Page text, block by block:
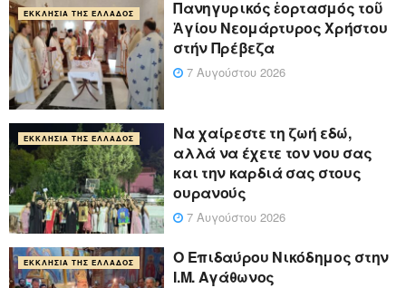
ΕΚΚΛΗΣΊΑ ΤΗΣ ΕΛΛΆΔΟΣ
Πανηγυρικός ἑορτασμός τοῦ
Ἁγίου Νεομάρτυρος Χρήστου
στήν Πρέβεζα
7 Αυγούστου 2026
ΕΚΚΛΗΣΊΑ ΤΗΣ ΕΛΛΆΔΟΣ
Να χαίρεστε τη ζωή εδώ,
αλλά να έχετε τον νου σας
και την καρδιά σας στους
ουρανούς
7 Αυγούστου 2026
ΕΚΚΛΗΣΊΑ ΤΗΣ ΕΛΛΆΔΟΣ
Ο Επιδαύρου Νικόδημος στην
Ι.Μ. Αγάθωνος